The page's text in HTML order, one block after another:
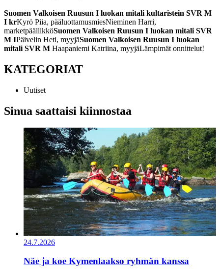
Suomen Valkoisen Ruusun I luokan mitali kultaristein SVR M
I krKyrö Piia, pääluottamusmiesNieminen Harri,
marketpäällikköSuomen Valkoisen Ruusun I luokan mitali SVR
M IPäivelin Heti, myyjäSuomen Valkoisen Ruusun I luokan
mitali SVR M Haapaniemi Katriina, myyjäLämpimät onnittelut!
KATEGORIAT
Uutiset
Sinua saattaisi kiinnostaa
24.7.2026
Näe ja koe Kymenlaakso ryhmän kanssa